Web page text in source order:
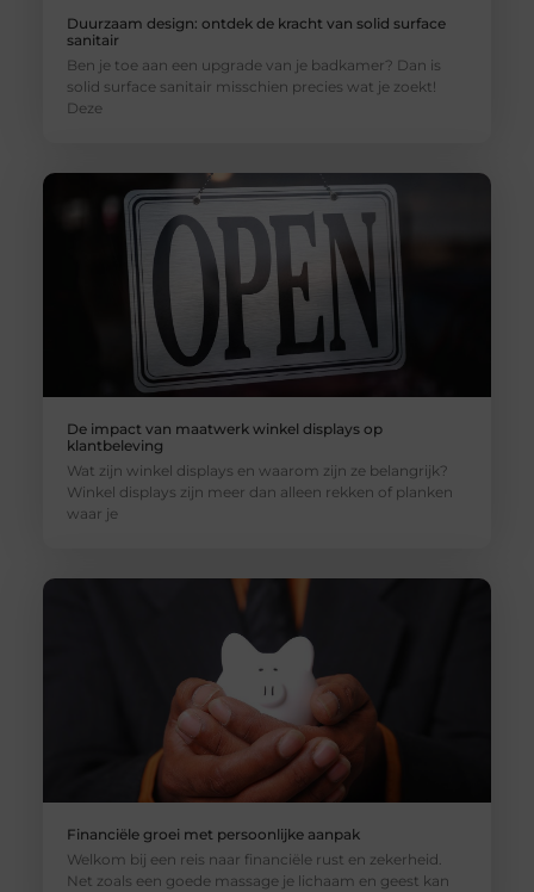
Duurzaam design: ontdek de kracht van solid surface
sanitair
Ben je toe aan een upgrade van je badkamer? Dan is
solid surface sanitair misschien precies wat je zoekt!
Deze
De impact van maatwerk winkel displays op
klantbeleving
Wat zijn winkel displays en waarom zijn ze belangrijk?
Winkel displays zijn meer dan alleen rekken of planken
waar je
Financiële groei met persoonlijke aanpak
Welkom bij een reis naar financiële rust en zekerheid.
Net zoals een goede massage je lichaam en geest kan